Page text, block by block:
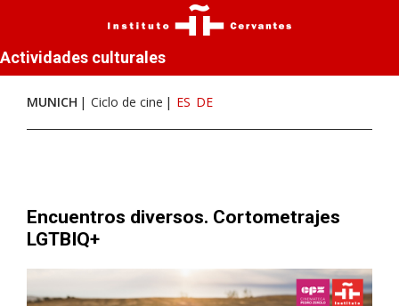
Actividades culturales
MUNICH Ciclo de cine ES DE
Encuentros diversos. Cortometrajes
LGTBIQ+